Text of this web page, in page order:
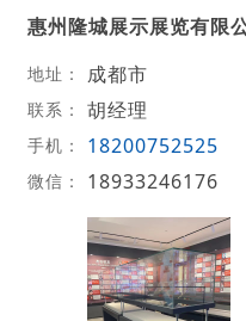
惠州隆城展示展览有限
地址： 成都市
联系： 胡经理
手机： 18200752525
微信： 18933246176